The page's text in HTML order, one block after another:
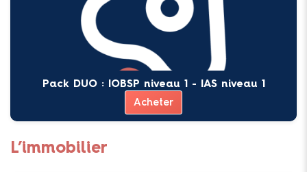
Pack DUO : IOBSP niveau 1 - IAS niveau 1
Acheter
L’immobilier